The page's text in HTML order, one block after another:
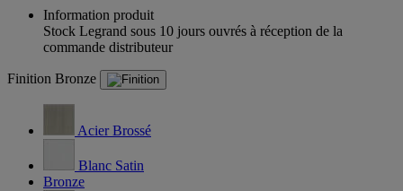
Information produit
Stock Legrand sous 10 jours ouvrés à réception de la
commande distributeur
Finition Bronze
Acier Brossé
Blanc Satin
Bronze